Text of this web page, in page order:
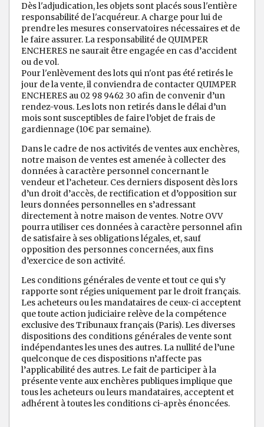
Dès l'adjudication, les objets sont placés sous l'entière
responsabilité de l'acquéreur. A charge pour lui de
prendre les mesures conservatoires nécessaires et de
le faire assurer. La responsabilité de QUIMPER
ENCHERES ne saurait être engagée en cas d’accident
ou de vol.
Pour l'enlèvement des lots qui n'ont pas été retirés le
jour de la vente, il conviendra de contacter QUIMPER
ENCHERES au 02 98 9462 30 afin de convenir d’un
rendez-vous. Les lots non retirés dans le délai d’un
mois sont susceptibles de faire l’objet de frais de
gardiennage (10€ par semaine).
Dans le cadre de nos activités de ventes aux enchères,
notre maison de ventes est amenée à collecter des
données à caractère personnel concernant le
vendeur et l’acheteur. Ces derniers disposent dès lors
d’un droit d’accès, de rectification et d’opposition sur
leurs données personnelles en s’adressant
directement à notre maison de ventes. Notre OVV
pourra utiliser ces données à caractère personnel afin
de satisfaire à ses obligations légales, et, sauf
opposition des personnes concernées, aux fins
d’exercice de son activité.
Les conditions générales de vente et tout ce qui s’y
rapporte sont régies uniquement par le droit français.
Les acheteurs ou les mandataires de ceux-ci acceptent
que toute action judiciaire relève de la compétence
exclusive des Tribunaux français (Paris). Les diverses
dispositions des conditions générales de vente sont
indépendantes les unes des autres. La nullité de l’une
quelconque de ces dispositions n’affecte pas
l’applicabilité des autres. Le fait de participer à la
présente vente aux enchères publiques implique que
tous les acheteurs ou leurs mandataires, acceptent et
adhérent à toutes les conditions ci-après énoncées.